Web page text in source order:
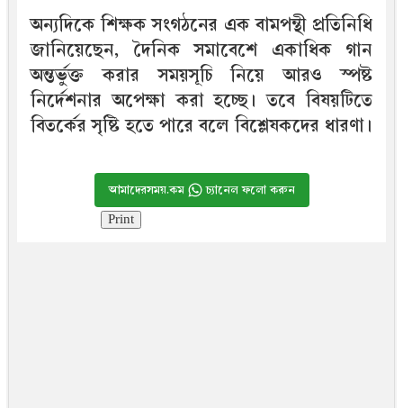
অন্যদিকে শিক্ষক সংগঠনের এক বামপন্থী প্রতিনিধি
জানিয়েছেন, দৈনিক সমাবেশে একাধিক গান
অন্তর্ভুক্ত করার সময়সূচি নিয়ে আরও স্পষ্ট
নির্দেশনার অপেক্ষা করা হচ্ছে। তবে বিষয়টিতে
বিতর্কের সৃষ্টি হতে পারে বলে বিশ্লেষকদের ধারণা।
আমাদেরসময়.কম চ্যানেল ফলো করুন
Print